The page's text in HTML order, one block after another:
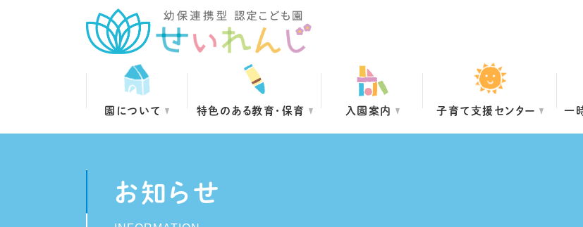
園について 特色のある教育・保育 入園案内 子育て支援センター 一
お知らせ